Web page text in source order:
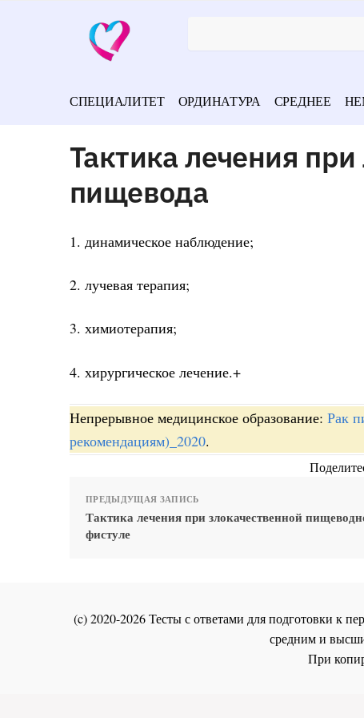
СПЕЦИАЛИТЕТ ОРДИНАТУРА СРЕДНЕЕ
Тактика лечения
пищевода
1. динамическое наблюдение;
2. лучевая терапия;
3. химиотерапия;
4. хирургическое лечение.+
Непрерывное медицинское образование: Рак
рекомендациям)_2020.
ПРЕДЫДУЩАЯ ЗАПИСЬ
Тактика лечения при злокачественной
фистуле
(c) 2020-2026 Тесты с ответами для подготовки к
средним и
При